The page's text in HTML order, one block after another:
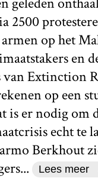
2500
op het
en
van Extinction
op een
is er nodig om
echt te
Berkhout
Lees meer